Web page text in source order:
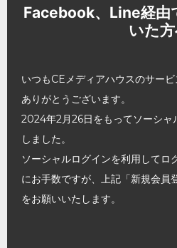
Facebook、Line経由
いた
いつもCEメディアハウスのサー
ありがとうございます。
2024年2月26日をもってソーシャ
しました。
ソーシャルログインを利用してロ
にお手数ですが、上記「新規会員
をお願いいたします。